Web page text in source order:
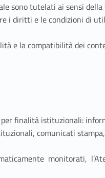
sono tutelati ai sensi
i diritti e le condizioni di
e la compatibilità dei
finalità istituzionali:
comunicati
monitorati,